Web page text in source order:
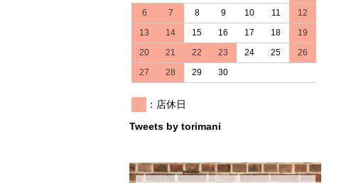
6
7 8 9 10 11
12
13
14 15 16 17 18
19
20
21 22 23 24 25
26
27
28 29 30
：店休日
Tweets by torimani